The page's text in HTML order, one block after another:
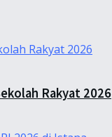
Rakyat 2026